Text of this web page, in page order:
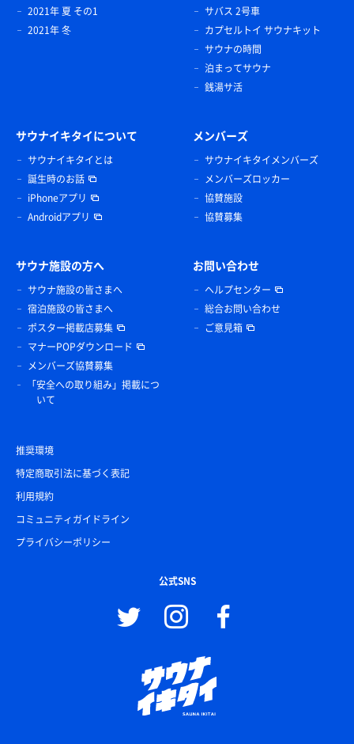
2021年 夏 その1
2021年 冬
サバス 2号車
カプセルトイ サウナキット
サウナの時間
泊まってサウナ
銭湯サ活
サウナイキタイについて
サウナイキタイとは
誕生時のお話
iPhoneアプリ
Androidアプリ
メンバーズ
サウナイキタイメンバーズ
メンバーズロッカー
協賛施設
協賛募集
サウナ施設の方へ
サウナ施設の皆さまへ
宿泊施設の皆さまへ
ポスター掲載店募集
マナーPOPダウンロード
メンバーズ協賛募集
「安全への取り組み」掲載につ
いて
お問い合わせ
ヘルプセンター
総合お問い合わせ
ご意見箱
推奨環境
特定商取引法に基づく表記
利用規約
コミュニティガイドライン
プライバシーポリシー
公式SNS